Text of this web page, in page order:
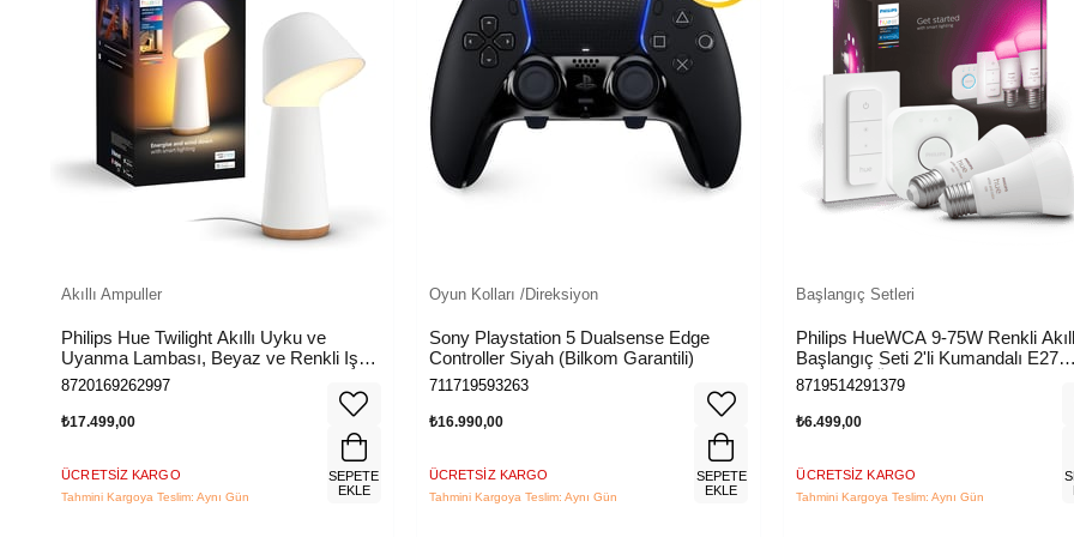
Akıllı Ampuller
Philips Hue Twilight Akıllı Uyku ve
Uyanma Lambası, Beyaz ve Renkli Işık,
Alexa, Apple Home ve Google Assistant
8720169262997
₺17.499,00
ÜCRETSIZ KARGO
Tahmini Kargoya Teslim: Aynı Gün
SEPETE
EKLE
Oyun Kolları /Direksiyon
Sony Playstation 5 Dualsense Edge
Controller Siyah (Bilkom Garantili)
711719593263
₺16.990,00
ÜCRETSIZ KARGO
Tahmini Kargoya Teslim: Aynı Gün
SEPETE
EKLE
Başlangıç Setleri
Philips HueWCA 9-75W Renkli
Başlangıç Seti 2'li Kumandalı E27
Bluetooth Özellikli
8719514291379
₺6.499,00
ÜCRETSIZ KARGO
Tahmini Kargoya Teslim: Aynı Gün